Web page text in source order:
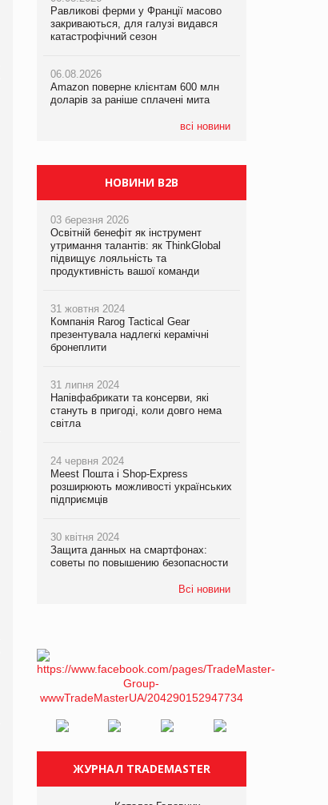
Равликові ферми у Франції масово
закриваються, для галузі видався
катастрофічний сезон
06.08.2026
Amazon поверне клієнтам 600 млн
доларів за раніше сплачені мита
всі новини
05.08.2026
ТОКЕРИ
Сергій Лісунов про заморожені
Amazon поверне клієнтам 600 млн
доларів за раніше сплачені мита
У Євросоюзі набули чинності нові
правила щодо штучного інтелекту
НОВИНИ B2B
03 березня 2026
Освітній бенефіт як інструмент
утримання талантів: як ThinkGlobal
підвищує лояльність та
продуктивність вашої команди
31 жовтня 2024
Компанія Rarog Tactical Gear
презентувала надлегкі керамічні
бронеплити
31 липня 2024
Напівфабрикати та консерви, які
стануть в пригоді, коли довго нема
світла
24 червня 2024
Meest Пошта і Shop-Express
розширюють можливості українських
підприємців
30 квітня 2024
Защита данных на смартфонах:
советы по повышению безопасности
Всі новини
ЖУРНАЛ TRADEMASTER